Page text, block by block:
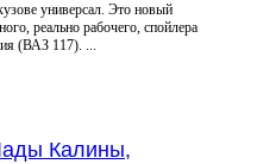
универсал. Это новый
реально рабочего, спойлера
(ВАЗ 117). ...
Калины,